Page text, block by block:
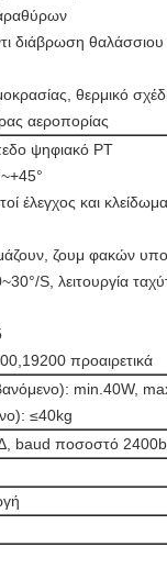
διάβρωση θαλάσσιου
θερμικό
αεροπορίας
ψηφιακό PT
έλεγχος και
ζουμ φακών
S, λειτουργία
προαιρετικά
min.40W,
≤40kg
baud ποσοστό